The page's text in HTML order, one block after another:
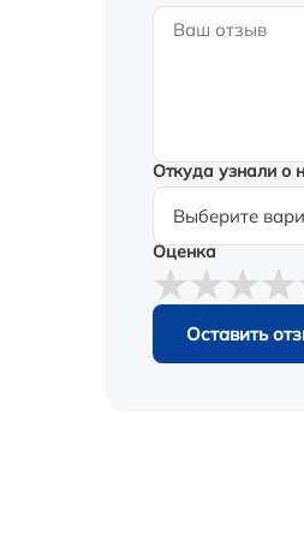
Откуда узнали о
Оценка
Оставить